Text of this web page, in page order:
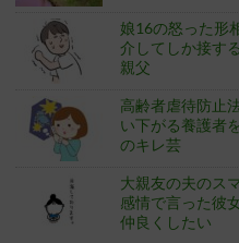
娘16の怒った形
介してしか接す
親父
高齢者虐待防止
い下がる養護者
のキレ芸
大親友の夫のス
感情で言った彼
仲良くしたい